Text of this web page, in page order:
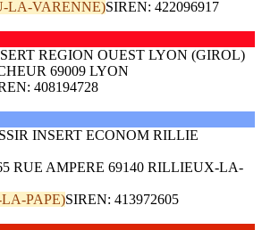
LA-VARENNE)SIREN: 422096917
REGION OUEST LYON (GIROL)
69009 LYON
408194728
INSERT ECONOM RILLIE
RUE AMPERE 69140 RILLIEUX-LA-
PAPE)SIREN: 413972605